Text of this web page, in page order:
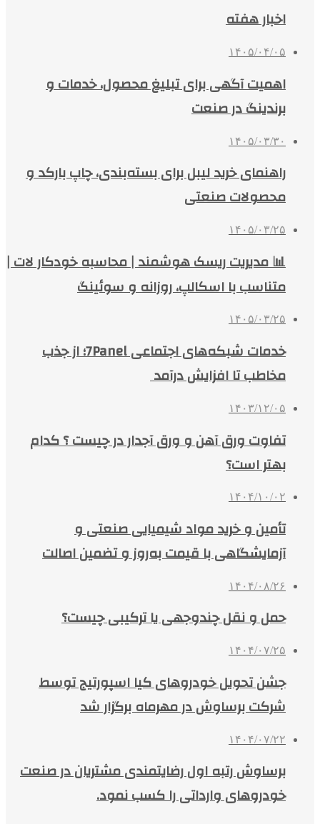
اخبار هفته
۱۴۰۵/۰۴/۰۵
اهمیت آگهی برای تبلیغ محصول، خدمات و
برندینگ در صنعت
۱۴۰۵/۰۳/۳۰
راهنمای خرید لیبل برای بسته‌بندی، چاپ بارکد و
محصولات صنعتی
۱۴۰۵/۰۳/۲۵
📊 مدیریت ریسک هوشمند | محاسبه خودکار لات |
متناسب با اسکالپ، روزانه و سوئینگ
۱۴۰۵/۰۳/۲۵
خدمات شبکه‌های اجتماعی 7Panel؛ از جذب
مخاطب تا افزایش درآمد
۱۴۰۳/۱۲/۰۵
تفاوت ورق آهن و ورق آجدار در چیست ؟ کدام
بهتر است؟
۱۴۰۴/۱۰/۰۲
تأمین و خرید مواد شیمیایی صنعتی و
آزمایشگاهی با قیمت به‌روز و تضمین اصالت
۱۴۰۴/۰۸/۲۶
حمل و نقل چندوجهی یا ترکیبی چیست؟
۱۴۰۴/۰۷/۲۵
جشن تحویل خودروهای کیا اسپورتیج توسط
شرکت برساوش در مهرماه برگزار شد
۱۴۰۴/۰۷/۲۲
برساوش رتبه اول رضایتمندی مشتریان در صنعت
خودروهای وارداتی را کسب نمود.